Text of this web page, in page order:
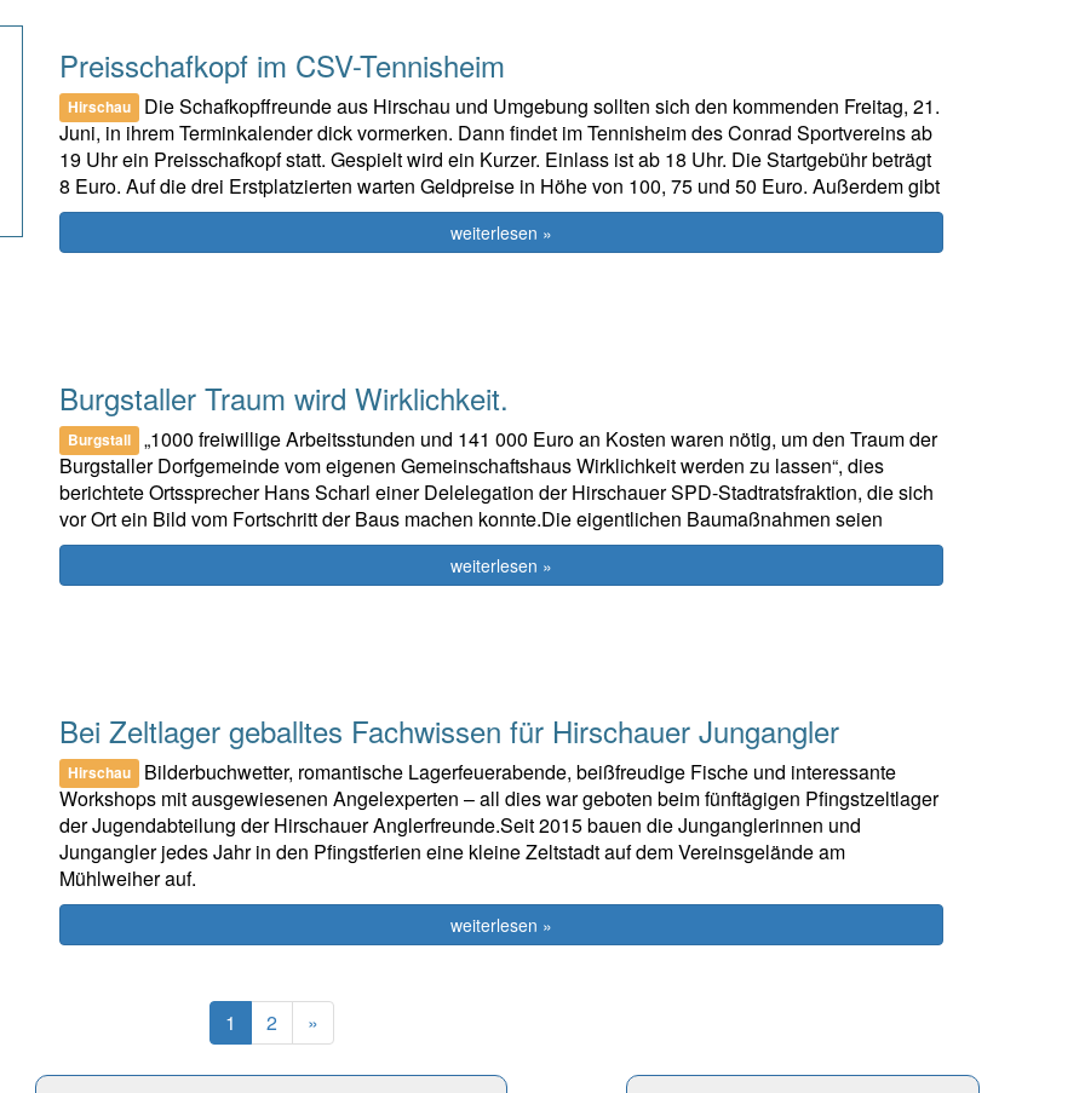
Preisschafkopf im CSV-Tennisheim
Hirschau
Die Schafkopffreunde aus Hirschau und Umgebung sollten sich den kommenden Freitag, 21.
Juni, in ihrem Terminkalender dick vormerken. Dann findet im Tennisheim des Conrad Sportvereins ab
19 Uhr ein Preisschafkopf statt. Gespielt wird ein Kurzer. Einlass ist ab 18 Uhr. Die Startgebühr beträgt
8 Euro. Auf die drei Erstplatzierten warten Geldpreise in Höhe von 100, 75 und 50 Euro. Außerdem gibt
weiterlesen »
Burgstaller Traum wird Wirklichkeit.
Burgstall
„1000 freiwillige Arbeitsstunden und 141 000 Euro an Kosten waren nötig, um den Traum der
Burgstaller Dorfgemeinde vom eigenen Gemeinschaftshaus Wirklichkeit werden zu lassen“, dies
berichtete Ortssprecher Hans Scharl einer Delelegation der Hirschauer SPD-Stadtratsfraktion, die sich
vor Ort ein Bild vom Fortschritt der Baus machen konnte.Die eigentlichen Baumaßnahmen seien
weiterlesen »
Bei Zeltlager geballtes Fachwissen für Hirschauer Jungangler
Hirschau
Bilderbuchwetter, romantische Lagerfeuerabende, beißfreudige Fische und interessante
Workshops mit ausgewiesenen Angelexperten – all dies war geboten beim fünftägigen Pfingstzeltlager
der Jugendabteilung der Hirschauer Anglerfreunde.Seit 2015 bauen die Junganglerinnen und
Jungangler jedes Jahr in den Pfingstferien eine kleine Zeltstadt auf dem Vereinsgelände am
Mühlweiher auf.
weiterlesen »
1 (current)
2 »Next